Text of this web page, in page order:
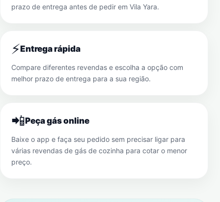
prazo de entrega antes de pedir em Vila Yara.
⚡Entrega rápida
Compare diferentes revendas e escolha a opção com
melhor prazo de entrega para a sua região.
📲Peça gás online
Baixe o app e faça seu pedido sem precisar ligar para
várias revendas de gás de cozinha para cotar o menor
preço.